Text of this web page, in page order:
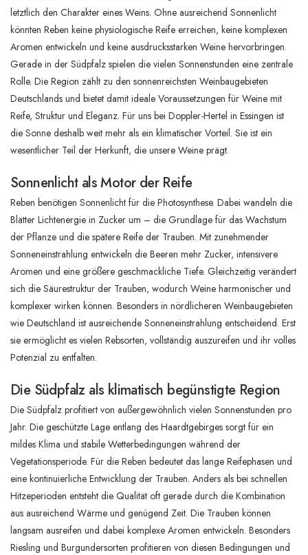
letztlich den Charakter eines Weins. Ohne ausreichend Sonnenlicht
könnten Reben keine physiologische Reife erreichen, keine komplexen
Aromen entwickeln und keine ausdrucksstarken Weine hervorbringen.
Gerade in der Südpfalz spielen die vielen Sonnenstunden eine zentrale
Rolle. Die Region zählt zu den sonnenreichsten Weinbaugebieten
Deutschlands und bietet damit ideale Voraussetzungen für Weine mit
Reife, Struktur und Eleganz. Für uns bei Doppler-Hertel in Essingen ist
die Sonne deshalb weit mehr als ein klimatischer Vorteil. Sie ist ein
wesentlicher Teil der Herkunft, die unsere Weine prägt.
Sonnenlicht als Motor der Reife
Reben benötigen Sonnenlicht für die Photosynthese. Dabei wandeln die
Blätter Lichtenergie in Zucker um – die Grundlage für das Wachstum
der Pflanze und die spätere Reife der Trauben. Mit zunehmender
Sonneneinstrahlung entwickeln die Beeren mehr Zucker, intensivere
Aromen und eine größere geschmackliche Tiefe. Gleichzeitig verändert
sich die Säurestruktur der Trauben, wodurch Weine harmonischer und
komplexer wirken können. Besonders in nördlicheren Weinbaugebieten
wie Deutschland ist ausreichende Sonneneinstrahlung entscheidend. Erst
sie ermöglicht es vielen Rebsorten, vollständig auszureifen und ihr volles
Potenzial zu entfalten.
Die Südpfalz als klimatisch begünstigte Region
Die Südpfalz profitiert von außergewöhnlich vielen Sonnenstunden pro
Jahr. Die geschützte Lage entlang des Haardtgebirges sorgt für ein
mildes Klima und stabile Wetterbedingungen während der
Vegetationsperiode. Für die Reben bedeutet das lange Reifephasen und
eine kontinuierliche Entwicklung der Trauben. Anders als bei schnellen
Hitzeperioden entsteht die Qualität oft gerade durch die Kombination
aus ausreichend Wärme und genügend Zeit. Die Trauben können
langsam ausreifen und dabei komplexe Aromen entwickeln. Besonders
Riesling und Burgundersorten profitieren von diesen Bedingungen und